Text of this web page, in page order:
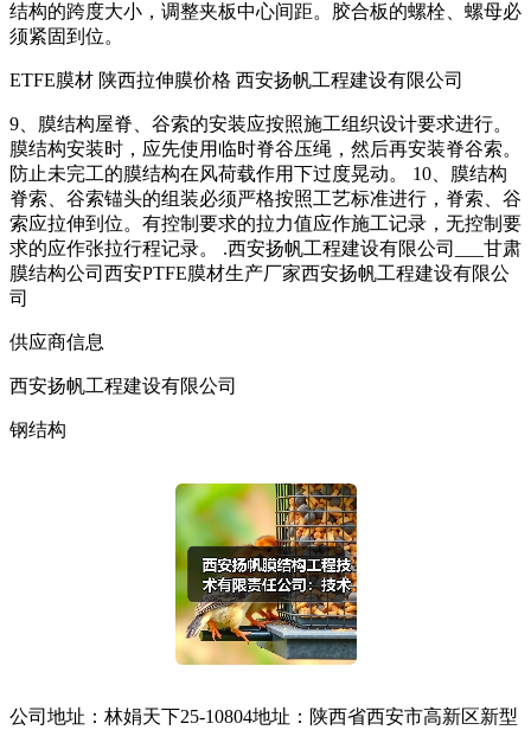
结构的跨度大小，调整夹板中心间距。胶合板的螺栓、螺母必
须紧固到位。
ETFE膜材 陕西拉伸膜价格 西安扬帆工程建设有限公司
9、膜结构屋脊、谷索的安装应按照施工组织设计要求进行。
膜结构安装时，应先使用临时脊谷压绳，然后再安装脊谷索。
防止未完工的膜结构在风荷载作用下过度晃动。 10、膜结构
脊索、谷索锚头的组装必须严格按照工艺标准进行，脊索、谷
索应拉伸到位。有控制要求的拉力值应作施工记录，无控制要
求的应作张拉行程记录。 .西安扬帆工程建设有限公司___甘肃
膜结构公司西安PTFE膜材生产厂家西安扬帆工程建设有限公
司
供应商信息
西安扬帆工程建设有限公司
钢结构
公司地址：林娟天下25-10804地址：陕西省西安市高新区新型